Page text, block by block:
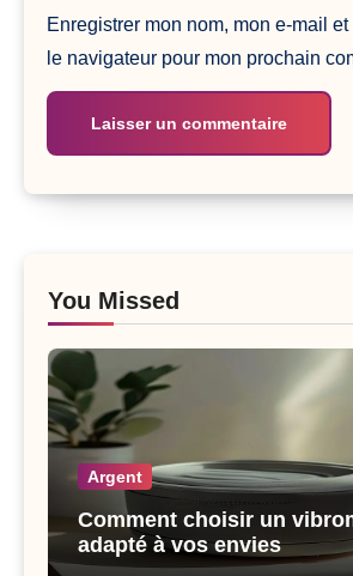
Enregistrer mon nom, mon e-mail
le navigateur pour mon prochain
You Missed
Argent
Comment choisir un
adapté à vos envies